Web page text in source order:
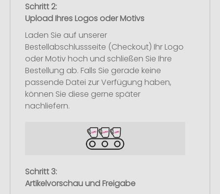
Schritt 2:
Upload Ihres Logos oder Motivs
Laden Sie auf unserer
Bestellabschlussseite (Checkout) Ihr Logo
oder Motiv hoch und schließen Sie Ihre
Bestellung ab. Falls Sie gerade keine
passende Datei zur Verfügung haben,
können Sie diese gerne später
nachliefern.
Schritt 3:
Artikelvorschau und Freigabe